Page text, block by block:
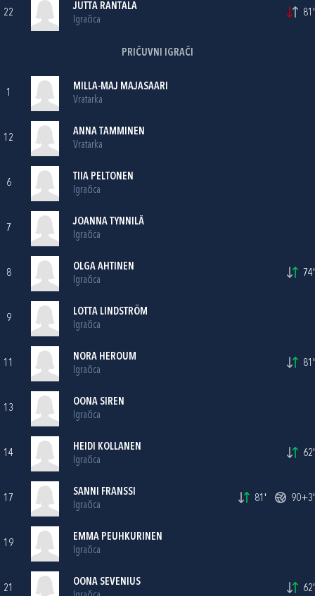
22
JUTTA RANTALA
Igračica
81'
PRIČUVNI IGRAČI
1
MILLA-MAJ MAJASAARI
Vratarka
12
ANNA TAMMINEN
Vratarka
6
TIIA PELTONEN
Igračica
7
JOANNA TYNNILÄ
Igračica
8
OLGA AHTINEN
Igračica
74'
9
LOTTA LINDSTRÖM
Igračica
11
NORA HEROUM
Igračica
81'
13
OONA SIREN
Igračica
14
HEIDI KOLLANEN
Igračica
62'
17
SANNI FRANSSI
Igračica
81' 90+3'
19
EMMA PEUHKURINEN
Igračica
21
OONA SEVENIUS
62'